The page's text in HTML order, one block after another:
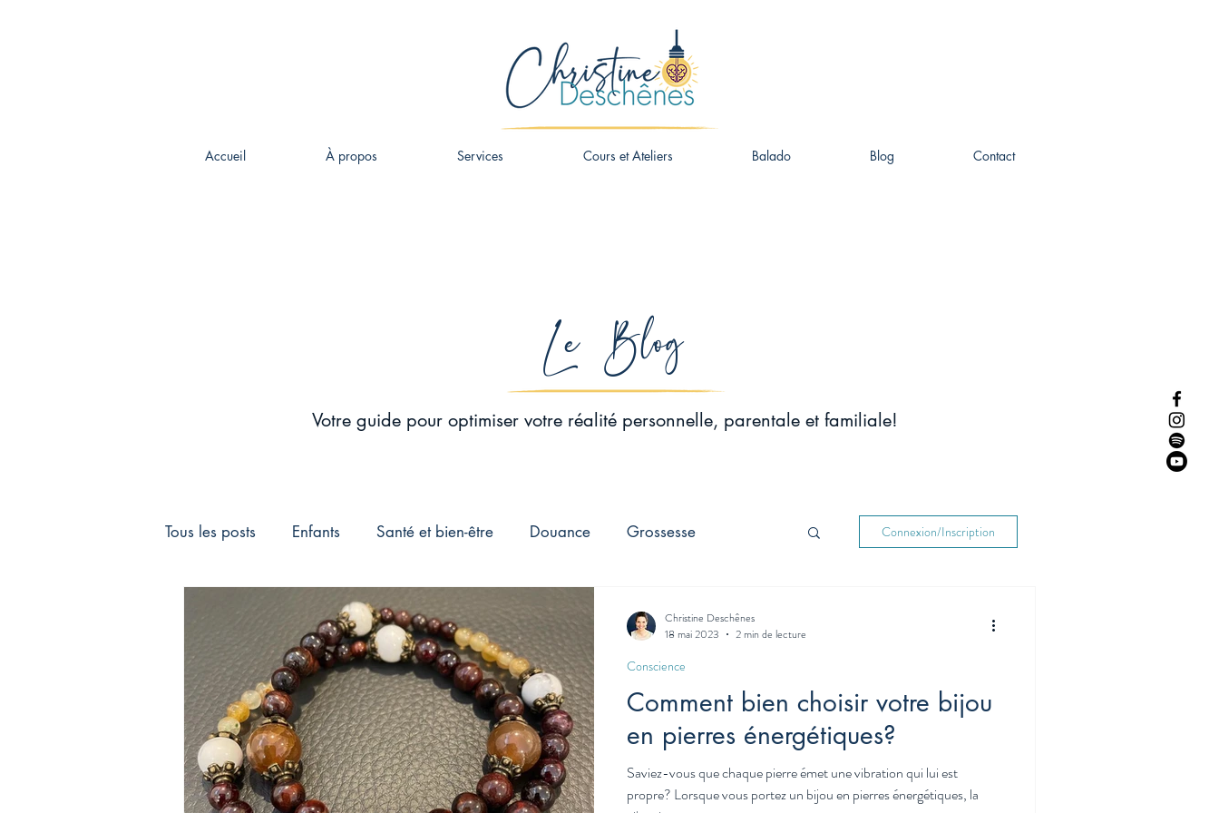
Accueil À propos Services Cours et Ateliers Balado Blog Contact
Le Blog
Votre guide pour optimiser votre réalité personnelle, parentale et familiale!
Tous les posts Enfants Santé et bien-être Douance Grossesse
Connexion à l'univers
Postnatal Dépression Dépression postnatale Nouvelle maman
taux vibratoire loi de l'attraction Physique quantique massage
Connexion/Inscription
Comment bien choisir votre bijou
en pierres énergétiques?
Saviez-vous que chaque pierre émet une vibration qui lui est
propre? Lorsque vous portez un bijou en pierres énergétiques, la
Conscience
Christine Deschênes
18 mai 2023
2 min de lecture